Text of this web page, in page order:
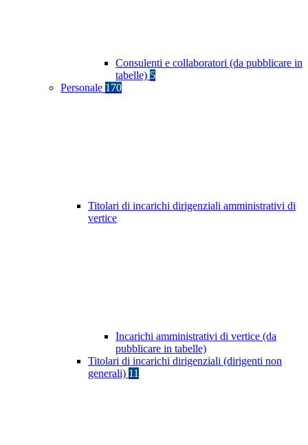
Consulenti e collaboratori (da pubblicare in
tabelle) 5
Personale 170
Titolari di incarichi dirigenziali amministrativi di
vertice
Incarichi amministrativi di vertice (da
pubblicare in tabelle)
Titolari di incarichi dirigenziali (dirigenti non
generali) 11